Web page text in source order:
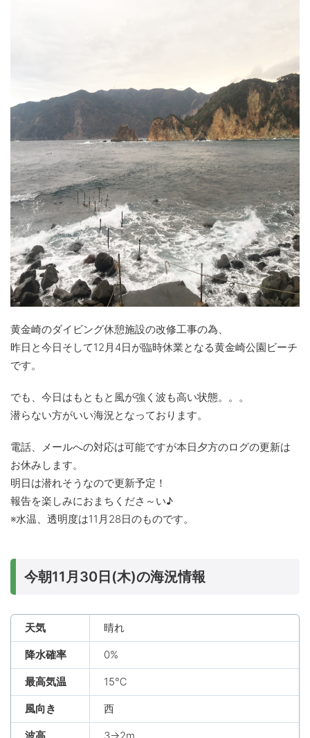
黄金崎のダイビング休憩施設の改修工事の為、
昨日と今日そして12月4日が臨時休業となる黄金崎公園ビーチ
です。
でも、今日はもともと風が強く波も高い状態。。。
潜らない方がいい海況となっております。
電話、メールへの対応は可能ですが本日夕方のログの更新は
お休みします。
明日は潜れそうなので更新予定！
報告を楽しみにおまちくださ～い♪
※水温、透明度は11月28日のものです。
今朝11月30日(木)の海況情報
天気 晴れ
降水確率 0%
最高気温 15℃
風向き 西